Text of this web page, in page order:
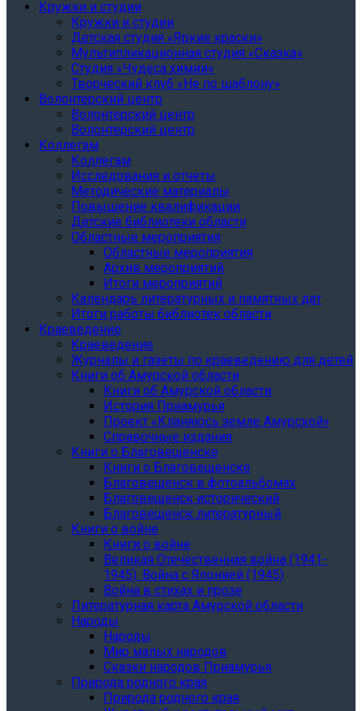
Кружки и студии
Кружки и студии
Детская студия «Яркие краски»
Мультипликационная студия «Сказка»
Студия «Чудеса химии»
Творческий клуб «Не по шаблону»
Волонтерский центр
Волонтерский центр
Волонтерский центр
Коллегам
Коллегам
Исследования и отчеты
Методические материалы
Повышение квалификации
Детские библиотеки области
Областные мероприятия
Областные мероприятия
Архив мероприятий
Итоги мероприятий
Календарь литературных и памятных дат
Итоги работы библиотек области
Краеведение
Краеведение
Журналы и газеты по краеведению для детей
Книги об Амурской области
Книги об Амурской области
История Приамурья
Проект «Кланяюсь земле Амурской»
Справочные издания
Книги о Благовещенске
Книги о Благовещенске
Благовещенск в фотоальбомах
Благовещенск исторический
Благовещенск литературный
Книги о войне
Книги о войне
Великая Отечественная война (1941-
1945). Война с Японией (1945)
Война в стихах и прозе
Литературная карта Амурской области
Народы
Народы
Мир малых народов
Сказки народов Приамурья
Природа родного края
Природа родного края